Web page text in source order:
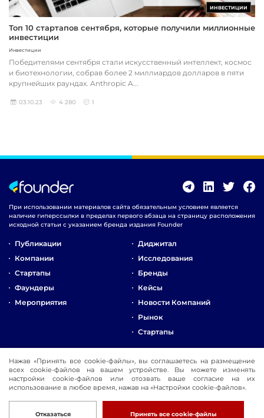
ИНВЕСТИЦИИ
Топ 10 стартапов сентября, которые получили миллионные
инвестиции
Инвестиции
Победителями сентября стали искусственный интеллект, космос
и биотехнологии, собрав более 2 миллиардов долларов в пяти
крупнейших раундах. Anthropic A...
03.10.23 4 280 1
При использовании материалов сайта обязательным условием является
наличие гиперссылки в пределах первого абзаца на страницу расположения
исходной статьи с указанием бренда издания Founder
Публикации
Компании
Стартапы
Фаундеры
Мероприятия
Диджитал
Исследования
Бренды
Кейсы
Новости Компаний
Рынок
Стартапы
Реклама
Контакты
© 2016-2026 Founder Разработка
Нажав «Принять все cookie-файлы», вы соглашаетесь на размещение
всех cookie-файлов на вашем устройстве. Вы можете изменять
настройки cookie-файлов или отозвать ваше согласие на их
использование в любое время, нажав на «Настройки cookie-файлов».
Отказаться Принять все cookie-файлы